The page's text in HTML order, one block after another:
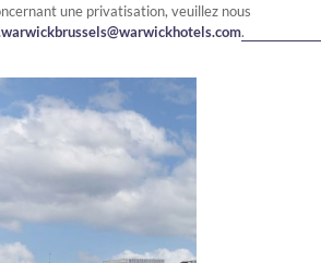
une privatisation, veuillez nous
.